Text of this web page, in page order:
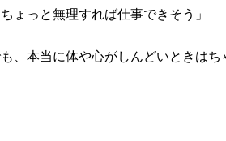
ょっと無理すれば仕事できそう」
、本当に体や心がしんどいときはち